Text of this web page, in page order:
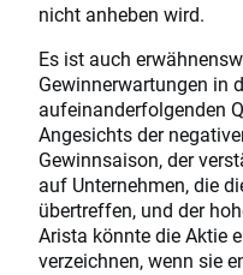
nicht anheben wird.
Es ist auch
Gewinnerwartungen in
aufeinanderfolgenden
Angesichts der
Gewinnsaison, der
auf Unternehmen, die
übertreffen, und der
Arista könnte die Aktie
verzeichnen, wenn sie